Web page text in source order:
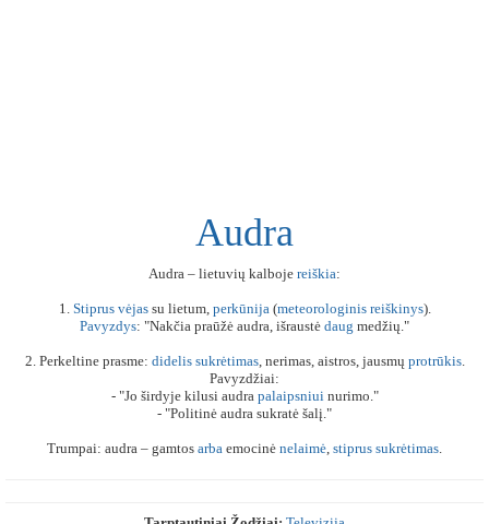
Audra
Audra – lietuvių kalboje reiškia:
1. Stiprus vėjassu lietum, perkūnija(meteorologinis reiškinys).
Pavyzdys: "Nakčia praūžė audra, išraustė daug medžių."
2. Perkeltine prasme: didelis sukrėtimas, nerimas, aistros, jausmų protrūkis.
Pavyzdžiai:
- "Jo širdyje kilusi audra palaipsniuinurimo."
- "Politinė audra sukratė šalį."
Trumpai: audra – gamtos arba emocinė nelaimė, stiprus sukrėtimas.